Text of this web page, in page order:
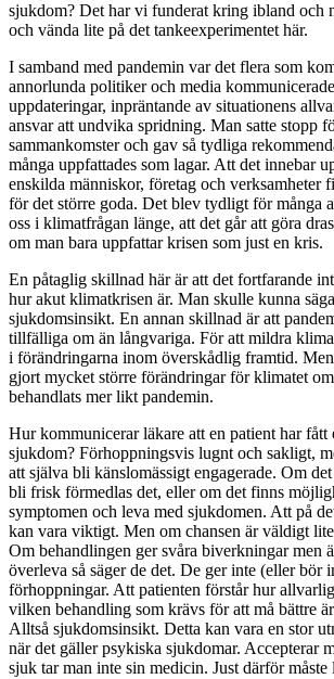
sjukdom? Det har vi funderat kring ibland och
och vända lite på det tankeexperimentet här.
I samband med pandemin var det flera som
annorlunda politiker och media
uppdateringar, inpräntande av situationens
ansvar att undvika spridning. Man satte stopp
sammankomster och gav så tydliga
många uppfattades som lagar. Att det innebar
enskilda människor, företag och verksamheter
för det större goda. Det blev tydligt för många
oss i klimatfrågan länge, att det går att göra
om man bara uppfattar krisen som just en kris.
En påtaglig skillnad här är att det fortfarande
hur akut klimatkrisen är. Man skulle kunna
sjukdomsinsikt. En annan skillnad är att
tillfälliga om än långvariga. För att mildra
i förändringarna inom överskådlig framtid.
gjort mycket större förändringar för klimatet
behandlats mer likt pandemin.
Hur kommunicerar läkare att en patient har fått
sjukdom? Förhoppningsvis lugnt och sakligt,
att själva bli känslomässigt engagerade. Om
bli frisk förmedlas det, eller om det finns
symptomen och leva med sjukdomen. Att på
kan vara viktigt. Men om chansen är väldigt
Om behandlingen ger svåra biverkningar men
överleva så säger de det. De ger inte (eller bör
förhoppningar. Att patienten förstår hur
vilken behandling som krävs för att må bättre
Alltså sjukdomsinsikt. Detta kan vara en stor
när det gäller psykiska sjukdomar. Accepterar
sjuk tar man inte sin medicin. Just därför